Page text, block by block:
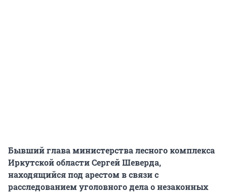
Бывший глава министерства лесного комплекса
Иркутской области Сергей Шеверда,
находящийся под арестом в связи с
расследованием уголовного дела о незаконных